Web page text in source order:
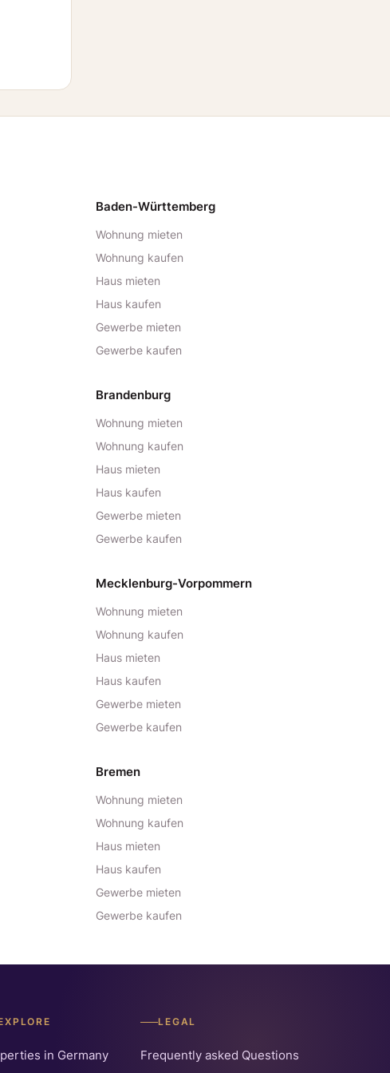
Baden-Württemberg
Wohnung mieten
Wohnung kaufen
Haus mieten
Haus kaufen
Gewerbe mieten
Gewerbe kaufen
Brandenburg
Wohnung mieten
Wohnung kaufen
Haus mieten
Haus kaufen
Gewerbe mieten
Gewerbe kaufen
Mecklenburg-Vorpommern
Wohnung mieten
Wohnung kaufen
Haus mieten
Haus kaufen
Gewerbe mieten
Gewerbe kaufen
Bremen
Wohnung mieten
Wohnung kaufen
Haus mieten
Haus kaufen
Gewerbe mieten
Gewerbe kaufen
in Germany
LEGAL
Frequently asked Questions